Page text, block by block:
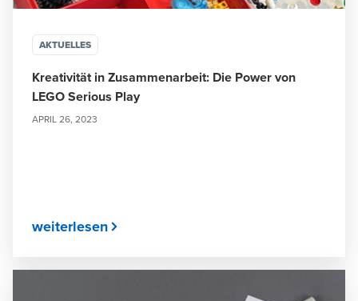
AKTUELLES
Kreativität in Zusammenarbeit: Die Power von
LEGO Serious Play
APRIL 26, 2023
weiterlesen